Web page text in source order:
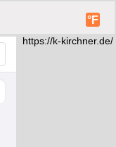
°F
https://k-kirchner.de/